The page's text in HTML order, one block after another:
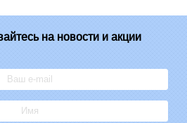
на новости и акции